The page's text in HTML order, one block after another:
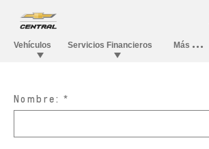
Nombre: